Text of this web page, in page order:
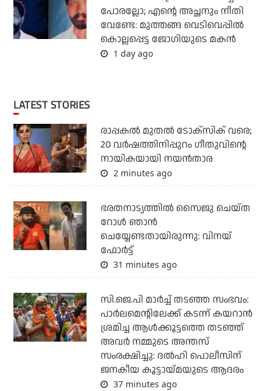
പോരല്ലോ; എന്റെ അച്ഛനും നീതി
വേണ്ടേ: മുത്തങ്ങ വെടിവെപ്പില്‍
കൊല്ലപ്പെട്ട ജോഗിയുടെ മകന്‍
1 day ago
LATEST STORIES
രാപ്പകൽ മുതൽ ടോക്സിക് വരെ;
20 വർഷത്തിനിപ്പുറം ഗീതുവിന്റെ
നായികയായി നയൻതാര
2 minutes ago
ഭരതനാട്യത്തിൽ സൈജു ചെയ്ത
റോൾ ഞാൻ
ചെയ്യേണ്ടതായിരുന്നു: വിനയ്
ഫോർട്ട്
31 minutes ago
സി.ജെ.പി മാര്‍ച്ച് തടഞ്ഞ സംഭവം:
പാര്‍ലമെന്റിലേക്ക് കടന്ന് കയറാന്‍
ശ്രമിച്ച ആള്‍ക്കൂട്ടത്തെ തടഞ്ഞ്
അവര്‍ നമ്മുടെ അന്തസ്
സംരക്ഷിച്ചു: ദല്‍ഹി പൊലീസിന്
ജനകീയ കൂട്ടായ്മയുടെ ആദരം
37 minutes ago